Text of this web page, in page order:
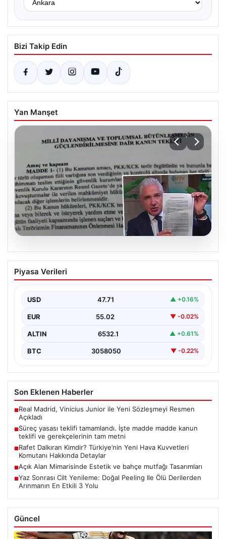
Bizi Takip Edin
Yan Manşet
Süreç yasası teklifi tamamlandı. İşte
madde madde kanun teklifi ve
Piyasa Verileri
USD 47.71 ▲ +0.16%
EUR 55.02 ▼ -0.02%
ALTIN 6532.1 ▲ +0.61%
BTC 3058050 ▼ -0.22%
Son Eklenen Haberler
■Real Madrid, Vinicius Junior ile Yeni Sözleşmeyi Resmen
Açıkladı
■Süreç yasası teklifi tamamlandı. İşte madde madde kanun
teklifi ve gerekçelerinin tam metni
■Rafet Dalkıran Kimdir? Türkiye’nin Yeni Hava Kuvvetleri
Komutanı Hakkında Detaylar
■Açık Alan Mimarisinde Estetik ve bahçe mutfağı Tasarımları
■Yaz Sonrası Cilt Yenileme: Doğal Peeling Ile Ölü Derilerden
Arınmanın En Etkili 3 Yolu
Güncel